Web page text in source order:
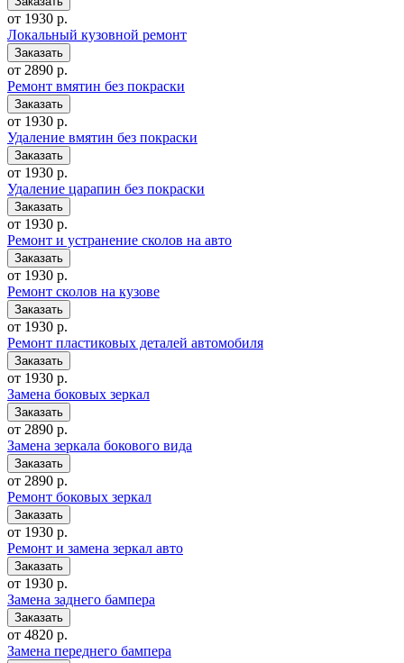
от 1930 р.
Локальный кузовной ремонт
от 2890 р.
Ремонт вмятин без покраски
от 1930 р.
Удаление вмятин без покраски
от 1930 р.
Удаление царапин без покраски
от 1930 р.
Ремонт и устранение сколов на авто
от 1930 р.
Ремонт сколов на кузове
от 1930 р.
Ремонт пластиковых деталей автомобиля
от 1930 р.
Замена боковых зеркал
от 2890 р.
Замена зеркала бокового вида
от 2890 р.
Ремонт боковых зеркал
от 1930 р.
Ремонт и замена зеркал авто
от 1930 р.
Замена заднего бампера
от 4820 р.
Замена переднего бампера